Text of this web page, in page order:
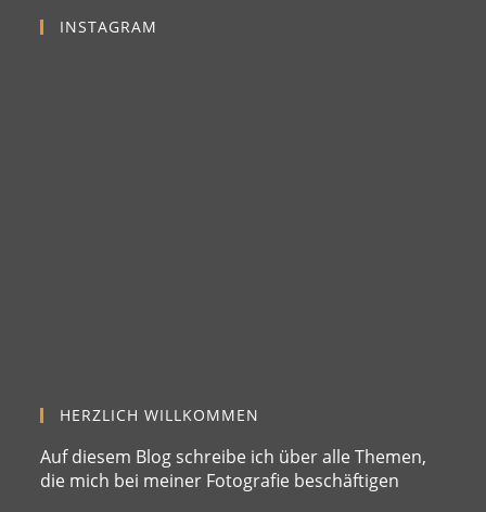
INSTAGRAM
HERZLICH WILLKOMMEN
Auf diesem Blog schreibe ich über alle Themen,
die mich bei meiner Fotografie beschäftigen